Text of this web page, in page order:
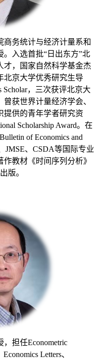
商务统计与经济计量系和
入选首批“日出东方”北
才，国家自然科学基金杰
北京大学优秀研究生导
Scholar，三次获评北京大
获世界计量经济学会、
提供的青年学者研究资
Scholarship Award。在
of Economics and
JMSE、CSDA等国际专业
教材《时间序列分析》
版。
，担任Econometric
Letters、